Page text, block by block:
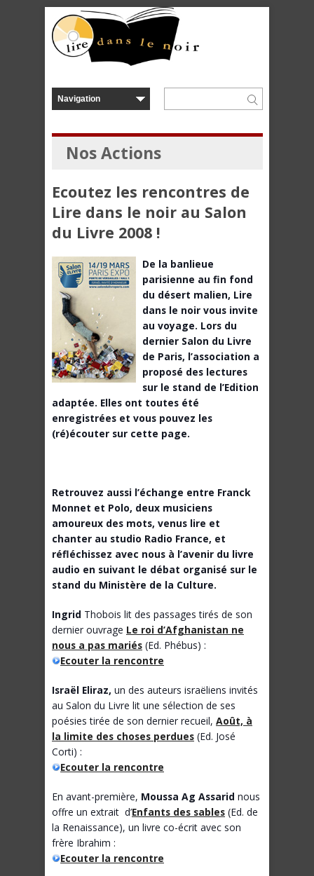
Nos Actions
Ecoutez les rencontres de
Lire dans le noir au Salon
du Livre 2008 !
De la banlieue
parisienne au fin fond
du désert malien, Lire
dans le noir vous invite
au voyage. Lors du
dernier Salon du Livre
de Paris, l’association a
proposé des lectures
sur le stand de l’Edition
adaptée. Elles ont toutes été
enregistrées et vous pouvez les
(ré)écouter sur cette page.
Retrouvez aussi l’échange entre Franck
Monnet et Polo, deux musiciens
amoureux des mots, venus lire et
chanter au studio Radio France, et
réfléchissez avec nous à l’avenir du livre
audio en suivant le débat organisé sur le
stand du Ministère de la Culture.
Ingrid Thobois lit des passages tirés de son
dernier ouvrage Le roi d’Afghanistan ne
nous a pas mariés (Ed. Phébus) :
Ecouter la rencontre
Israël Eliraz, un des auteurs israëliens invités
au Salon du Livre lit une sélection de ses
poésies tirée de son dernier recueil, Août, à
la limite des choses perdues (Ed. José
Corti) :
Ecouter la rencontre
En avant-première, Moussa Ag Assarid nous
offre un extrait d’Enfants des sables (Ed. de
la Renaissance), un livre co-écrit avec son
frère Ibrahim :
Ecouter la rencontre